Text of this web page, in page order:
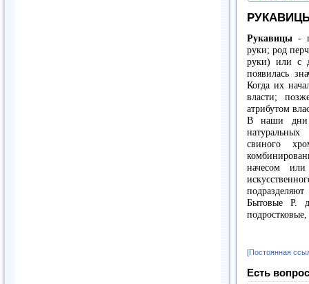
Рукавицы -
руки; род
руки) или с
появилась
Когда их
власти;
атрибутом
В наши дни
свиного
начесом
Бытовые Р.
подростковые,
[Постоянная
Есть